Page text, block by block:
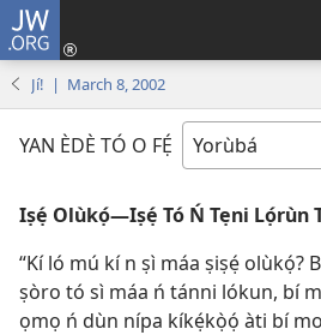
JW.ORG
Jí! | March 8, 2002
YAN ÈDÈ TÓ O FẸ́
Iṣẹ́ Olùkọ́—Iṣẹ́ Tó Ń Tẹni Lọ́rùn
“Kí ló mú kí n ṣì máa ṣiṣẹ́ olùkọ́?
ṣòro tó sì máa ń tánni lókun, bí
ọmọ ń dùn nípa kíkẹ́kọ̀ọ́ àti bí